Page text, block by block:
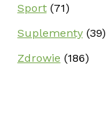
Sport(71)
Suplementy(39)
Zdrowie (186)